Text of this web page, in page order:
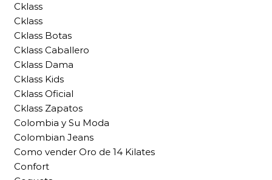
Cklass
Cklass
Cklass Botas
Cklass Caballero
Cklass Dama
Cklass Kids
Cklass Oficial
Cklass Zapatos
Colombia y Su Moda
Colombian Jeans
Como vender Oro de 14 Kilates
Confort